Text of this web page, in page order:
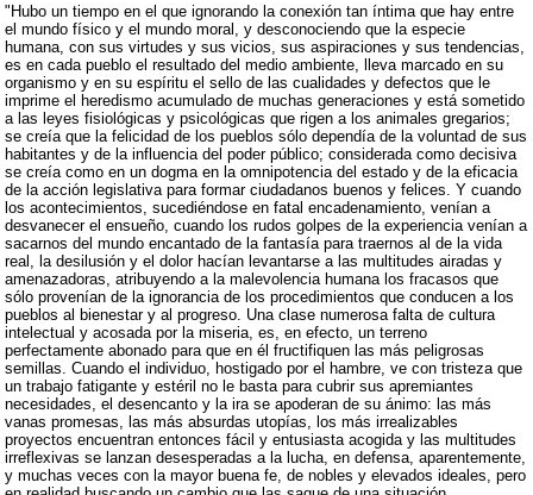
"Hubo un tiempo en el que ignorando la conexión tan íntima que hay entre
el mundo físico y el mundo moral, y desconociendo que la especie
humana, con sus virtudes y sus vicios, sus aspiraciones y sus tendencias,
es en cada pueblo el resultado del medio ambiente, lleva marcado en su
organismo y en su espíritu el sello de las cualidades y defectos que le
imprime el heredismo acumulado de muchas generaciones y está sometido
a las leyes fisiológicas y psicológicas que rigen a los animales gregarios;
se creía que la felicidad de los pueblos sólo dependía de la voluntad de sus
habitantes y de la influencia del poder público; considerada como decisiva
se creía como en un dogma en la omnipotencia del estado y de la eficacia
de la acción legislativa para formar ciudadanos buenos y felices. Y cuando
los acontecimientos, sucediéndose en fatal encadenamiento, venían a
desvanecer el ensueño, cuando los rudos golpes de la experiencia venían a
sacarnos del mundo encantado de la fantasía para traernos al de la vida
real, la desilusión y el dolor hacían levantarse a las multitudes airadas y
amenazadoras, atribuyendo a la malevolencia humana los fracasos que
sólo provenían de la ignorancia de los procedimientos que conducen a los
pueblos al bienestar y al progreso. Una clase numerosa falta de cultura
intelectual y acosada por la miseria, es, en efecto, un terreno
perfectamente abonado para que en él fructifiquen las más peligrosas
semillas. Cuando el individuo, hostigado por el hambre, ve con tristeza que
un trabajo fatigante y estéril no le basta para cubrir sus apremiantes
necesidades, el desencanto y la ira se apoderan de su ánimo: las más
vanas promesas, las más absurdas utopías, los más irrealizables
proyectos encuentran entonces fácil y entusiasta acogida y las multitudes
irreflexivas se lanzan desesperadas a la lucha, en defensa, aparentemente,
y muchas veces con la mayor buena fe, de nobles y elevados ideales, pero